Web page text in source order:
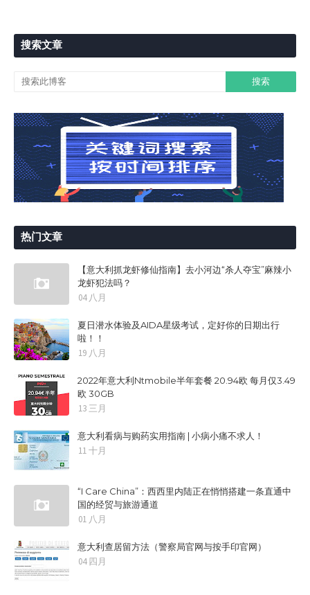
搜索文章
热门文章
【意大利抓龙虾修仙指南】去小河边“杀人夺宝”麻辣小
龙虾犯法吗？
04 八月
夏日潜水体验及AIDA星级考试，定好你的日期出行
啦！！
19 八月
2022年意大利Ntmobile半年套餐 20.94欧 每月仅3.49
欧 30GB
13 三月
意大利看病与购药实用指南 | 小病小痛不求人！
11 十月
“I Care China”：西西里内陆正在悄悄搭建一条直通中
国的经贸与旅游通道
01 八月
意大利查居留方法（警察局官网与按手印官网）
04 四月